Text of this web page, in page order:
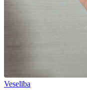
Veselība